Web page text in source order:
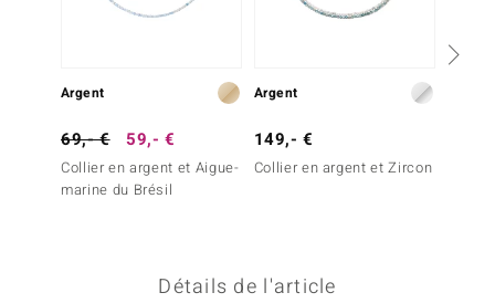
Argent
69,- € 59,- €
Collier en argent et Aigue-
marine du Brésil
Argent
149,- €
Collier en argent et Zircon
Détails de l'article